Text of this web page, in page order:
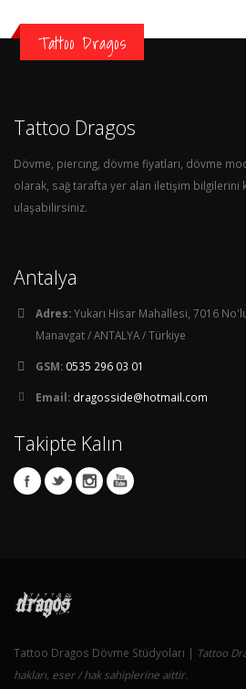
Tattoo Dragos
Tattoo Dragos
Dövme, piercing, dövme fiyatları, dövme
olarak, sağ tarafta yer alan iletişim bilgilerini
ulaşabilirsiniz.
Antalya
Adres:Yukarı Hisar Mahallesi, 7016
Manavgat / ANTALYA / Türkiye
GSM: 0535 296 03 01
Email: dragosside@hotmail.com
Takipte Kalın
Tattoo Dragos Dövme Stüdyoları | Tattoo
hakları, eser / hak sahiplerine aittir.